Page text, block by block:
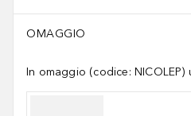
OMAGGIO
In omaggio (codice: